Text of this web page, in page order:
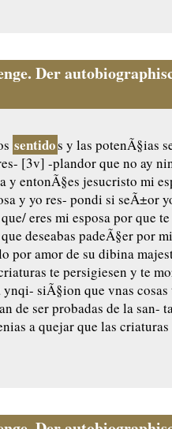
Der
sentidos y las potenÃ§ias
[3v] -plandor que no ay
y entonÃ§es jesucristo mi
y yo res- pondi si seÃ±or
eres mi esposa por que
deseabas padeÃ§er por
por amor de su dibina
te persigiesen y te
ynqi- siÃ§ion que vnas
de ser probadas de la san-
a quejar que las